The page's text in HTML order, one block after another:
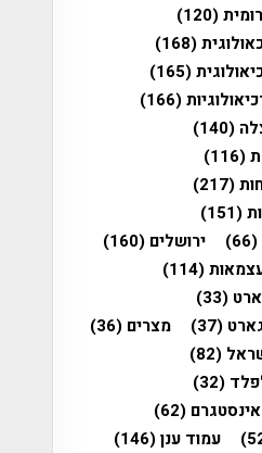
(120)
(168)
(165)
(166)
(140)
(116)
(217)
(151)
(66) ירושלים (160)
(114)
(33)
(37) מצרים (36)
(82)
(32)
(62)
עמוד ענן(146)